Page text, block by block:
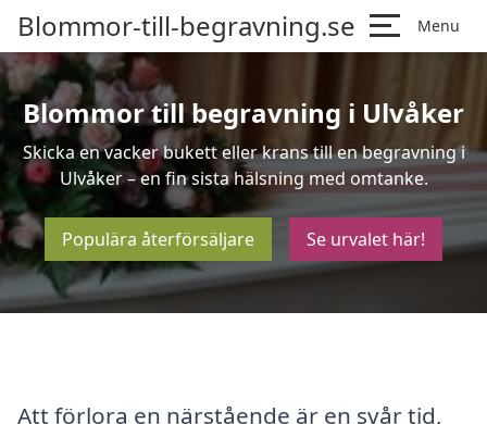
Blommor-till-begravning.se Menu
Blommor till begravning i Ulvåker
Skicka en vacker bukett eller krans till en begravning i
Ulvåker – en fin sista hälsning med omtanke.
Populära återförsäljare Se urvalet här!
Att förlora en närstående är en svår tid,